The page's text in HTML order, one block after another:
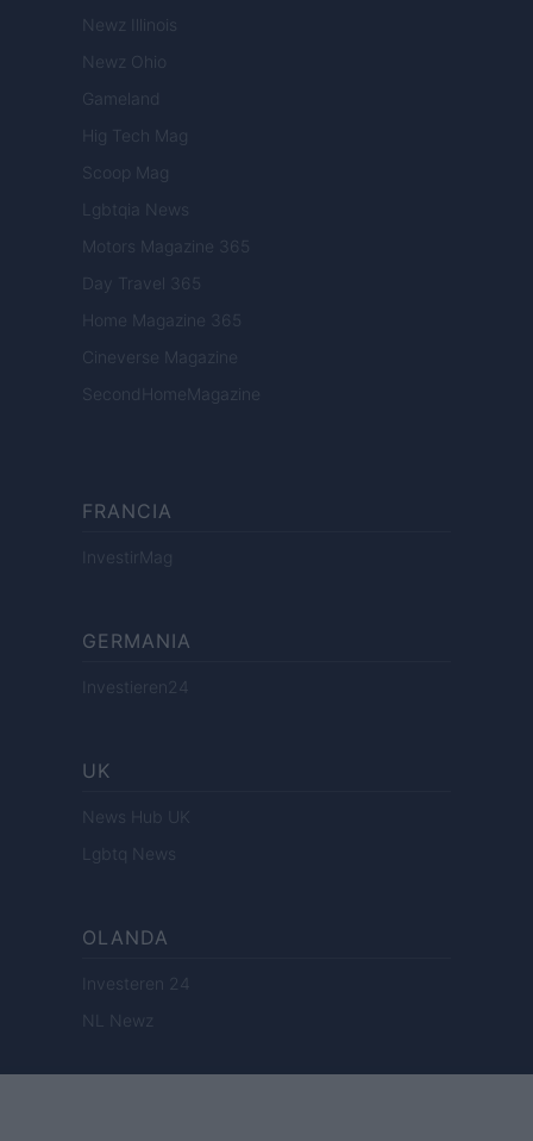
Newz Illinois
Newz Ohio
Gameland
Hig Tech Mag
Scoop Mag
Lgbtqia News
Motors Magazine 365
Day Travel 365
Home Magazine 365
Cineverse Magazine
SecondHomeMagazine
FRANCIA
InvestirMag
GERMANIA
Investieren24
UK
News Hub UK
Lgbtq News
OLANDA
Investeren 24
NL Newz